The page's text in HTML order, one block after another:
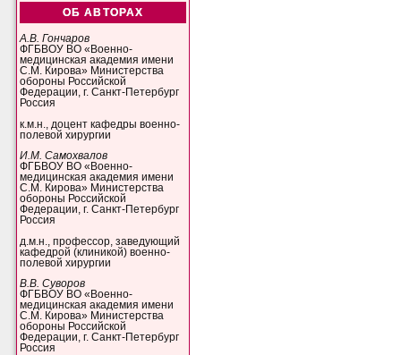
ОБ АВТОРАХ
А.В. Гончаров
ФГБВОУ ВО «Военно-
медицинская академия имени
С.М. Кирова» Министерства
обороны Российской
Федерации, г. Санкт-Петербург
Россия
к.м.н., доцент кафедры военно-
полевой хирургии
И.М. Самохвалов
ФГБВОУ ВО «Военно-
медицинская академия имени
С.М. Кирова» Министерства
обороны Российской
Федерации, г. Санкт-Петербург
Россия
д.м.н., профессор, заведующий
кафедрой (клиникой) военно-
полевой хирургии
В.В. Суворов
ФГБВОУ ВО «Военно-
медицинская академия имени
С.М. Кирова» Министерства
обороны Российской
Федерации, г. Санкт-Петербург
Россия